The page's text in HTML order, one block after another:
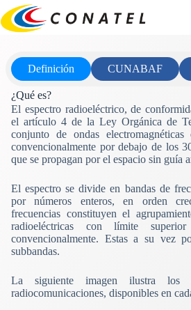
Saltar
al
contenido
Definición CUNABAF
¿Qué es?
El espectro radioeléctrico, de
el artículo 4 de la Ley Orgánica de
conjunto de ondas
convencionalmente por debajo de los
que se propagan por el espacio sin guía
El espectro se divide en bandas de
por números enteros, en orden
frecuencias constituyen el
radioeléctricas con límite
convencionalmente. Estas a su vez
subbandas.
La siguiente imagen ilustra los
radiocomunicaciones, disponibles en